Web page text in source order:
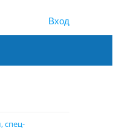
Вход
спец-